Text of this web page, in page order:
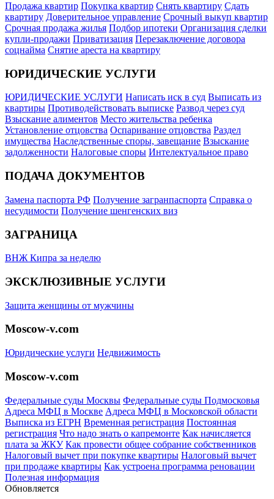
Продажа квартир Покупка квартир Снять квартиру Сдать
квартиру Доверительное управление Срочный выкуп квартир
Срочная продажа жилья Подбор ипотеки Организация сделки
купли-продажи Приватизация Перезаключение договора
соцнайма Снятие ареста на квартиру
ЮРИДИЧЕСКИЕ УСЛУГИ
ЮРИДИЧЕСКИЕ УСЛУГИ Написать иск в суд Выписать из
квартиры Противодействовать выписке Развод через суд
Взыскание алиментов Место жительства ребенка
Установление отцовства Оспаривание отцовства Раздел
имущества Наследственные споры, завещание Взыскание
задолженности Налоговые споры Интелектуальное право
ПОДАЧА ДОКУМЕНТОВ
Замена паспорта РФ Получение загранпаспорта Справка о
несудимости Получение шенгенских виз
ЗАГРАНИЦА
ВНЖ Кипра за неделю
ЭКСКЛЮЗИВНЫЕ УСЛУГИ
Защита женщины от мужчины
Moscow-v.com
Юридические услуги Недвижимость
Moscow-v.com
Федеральные суды Москвы Федеральные суды Подмосковья
Адреса МФЦ в Москве Адреса МФЦ в Московской области
Выписка из ЕГРН Временная регистрация Постоянная
регистрация Что надо знать о капремонте Как начисляется
плата за ЖКУ Как провести общее собрание собственников
Налоговый вычет при покупке квартиры Налоговый вычет
при продаже квартиры Как устроена программа реновации
Полезная информация
Обновляется